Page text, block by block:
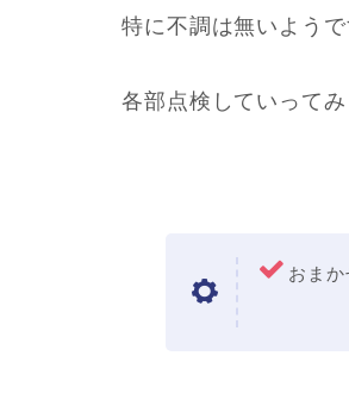
特に不調は無いよう
各部点検していってみ
おまか